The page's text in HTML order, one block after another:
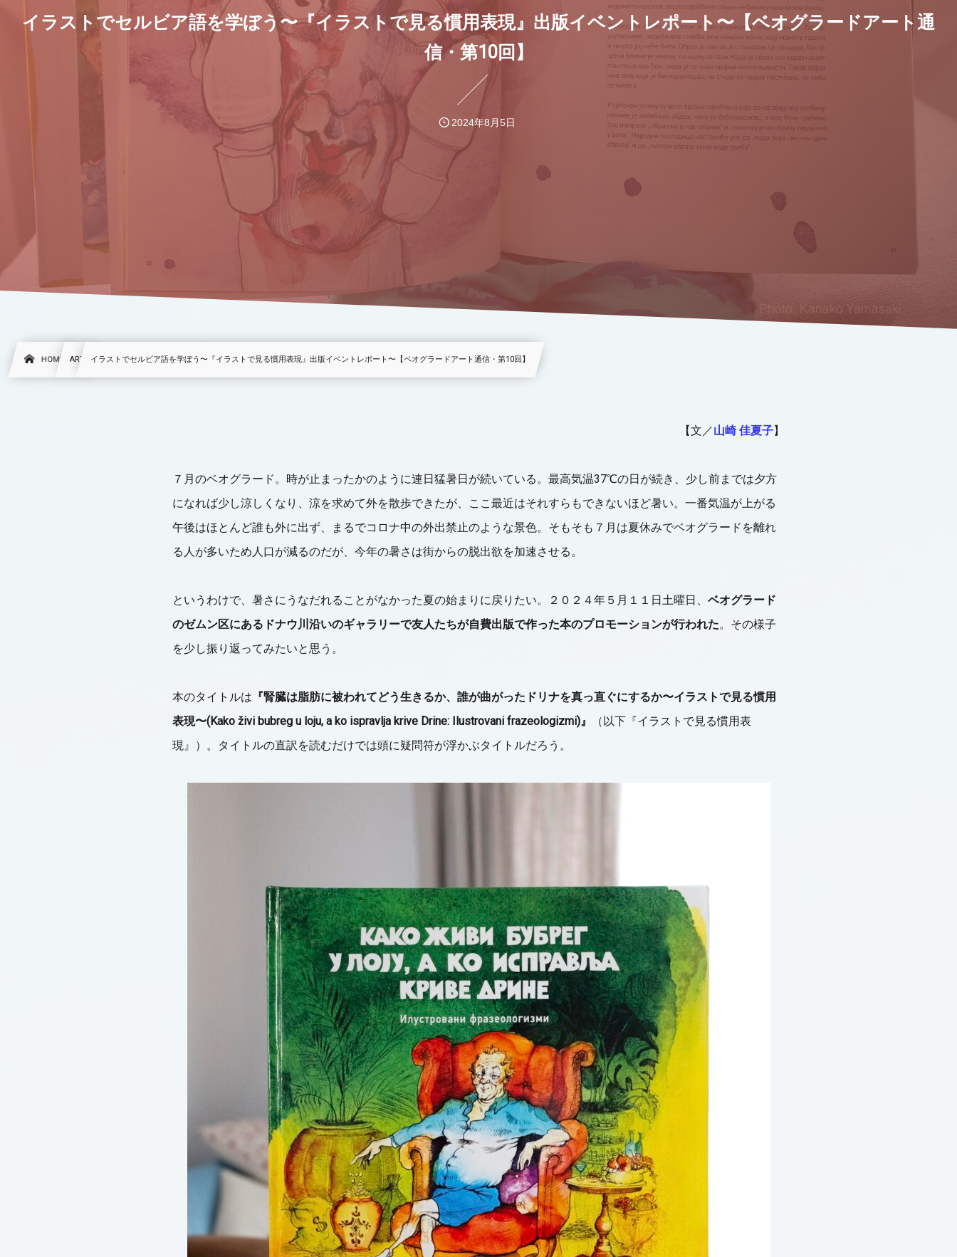
イラストでセルビア語を学ぼう〜『イラストで見る慣用表現』出版イベントレポート〜【ベオグラードアート通
信・第10回】
2024年8月5日
HOME ART イラストでセルビア語を学ぼう〜『イラストで見る慣用表現』出版イベントレポート〜【ベオグラードアート通信・第10回】
【文／山崎 佳夏子】
７月のベオグラード。時が止まったかのように連日猛暑日が続いている。最高気温37℃の日が続き、少し前までは夕方
になれば少し涼しくなり、涼を求めて外を散歩できたが、ここ最近はそれすらもできないほど暑い。一番気温が上がる
午後はほとんど誰も外に出ず、まるでコロナ中の外出禁止のような景色。そもそも７月は夏休みでベオグラードを離れ
る人が多いため人口が減るのだが、今年の暑さは街からの脱出欲を加速させる。
というわけで、暑さにうなだれることがなかった夏の始まりに戻りたい。２０２４年５月１１日土曜日、 ベオグラード
のゼムン区にあるドナウ川沿いのギャラリーで友人たちが自費出版で作った本のプロモーションが行われた。その様子
を少し振り返ってみたいと思う。
本のタイトルは 『腎臓は脂肪に被われてどう生きるか、誰が曲がったドリナを真っ直ぐにするか〜イラストで見る慣用
表現〜(Kako živi bubreg u loju, a ko ispravlja krive Drine: Ilustrovani frazeologizmi)』
（以下『イラストで見る慣用表
現』）。タイトルの直訳を読むだけでは頭に疑問符が浮かぶタイトルだろう。